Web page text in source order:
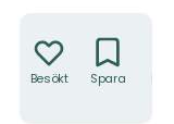
Besökt Spara